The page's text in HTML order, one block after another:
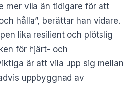
mer vila än tidigare för att
hålla”, berättar han vidare.
lika resilient och plötslig
för hjärt- och
är att vila upp sig mellan
uppbyggnad av